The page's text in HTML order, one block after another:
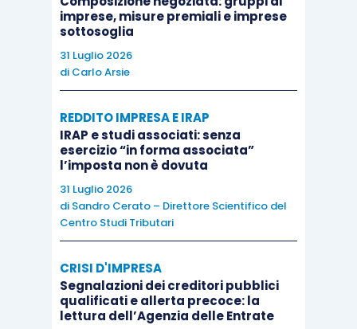
l’operazione discissione concretizzauna
vicendameramente
soggetto, sia pure in nuovo assetto
organizzativo.
Nella sostanza, per poter verificare eventuali
cause di decadenza dall’agevolazione in
necessariotenere ben presente il dato il
letteraledella norma secondo il quale la
sono i soggetti che decadono. Ciò vuol dire che
l’agevolazione ha anch’essa carattere
“soggettivo”:viene riconosciuta dal Legislatore a
imprese, misure premiali e imprese
sottosoglia
31 Luglio 2026
di Carlo Arsie
REDDITO IMPRESA E IRAP
IRAP e studi associati: senza
esercizio “in forma associata”
l’imposta non è dovuta
31 Luglio 2026
di Sandro Cerato – Direttore Scientifico del
Centro Studi Tributari
CRISI D'IMPRESA
Segnalazioni dei creditori pubblici
qualificati e allerta precoce: la
lettura dell’Agenzia delle Entrate